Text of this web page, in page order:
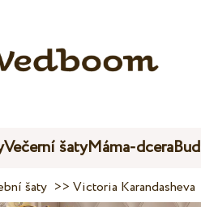
Večerní šatyMáma-dcera
šaty >>Victoria Karandasheva